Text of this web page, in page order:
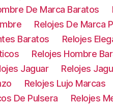
De Marca Baratos
Relojes De Marca
Baratos Relojes
Relojes Hombre
Jaguar Relojes
Relojes Lujo Marcas
De Pulsera Relojes